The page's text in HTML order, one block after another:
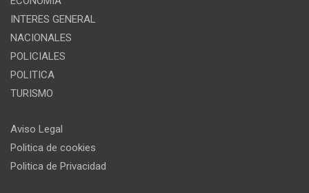
INTERES GENERAL
NACIONALES
POLICIALES
POLITICA
TURISMO
Aviso Legal
Politica de cookies
Politica de Privacidad